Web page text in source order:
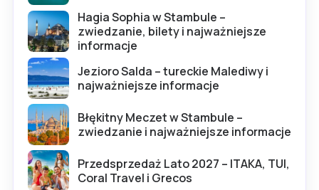
Hagia Sophia w Stambule –
zwiedzanie, bilety i najważniejsze
informacje
Jezioro Salda – tureckie Malediwy i
najważniejsze informacje
Błękitny Meczet w Stambule –
zwiedzanie i najważniejsze informacje
Przedsprzedaż Lato 2027 – ITAKA, TUI,
Coral Travel i Grecos